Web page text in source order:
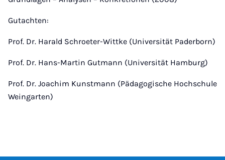
Gutachten:
Prof. Dr. Harald Schroeter-Wittke (Universität Paderborn)
Prof. Dr. Hans-Martin Gutmann (Universität Hamburg)
Prof. Dr. Joachim Kunstmann (Pädagogische Hochschule
Weingarten)